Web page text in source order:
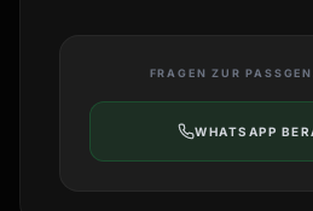
FRAGEN ZUR
WHATSAPP